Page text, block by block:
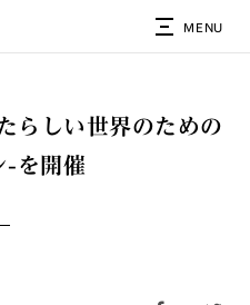
MENU
しい世界のための
-を開催